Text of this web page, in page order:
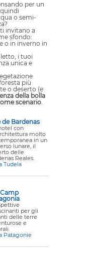
per un
o semi-
invitano a
sfondo:
o in inverno in
i tuoi
unica e
più
o deserto (e
della bolla
scenario.
de Bardenas
con
molto
in un
lunare, il
delle
Reales.
Tudela
per gli
delle terre
e
Patagonie